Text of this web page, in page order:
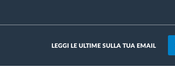
LEGGI LE ULTIME SULLA TUA EMAIL